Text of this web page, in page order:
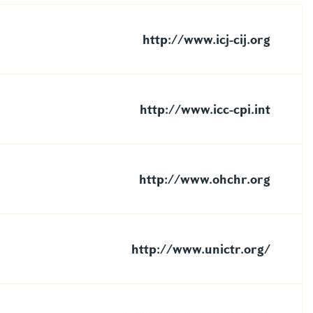
http://www.icj-cij.org
http://www.icc-cpi.int
http://www.ohchr.org
http://www.unictr.org/